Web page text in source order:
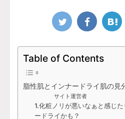
Table of Contents
脂性肌とインナードライ肌の見
サイト運営者
1.化粧ノリが悪いなぁと感じ
ードライかも？